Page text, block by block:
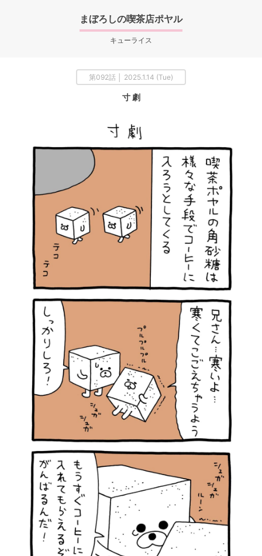
まぼろしの喫茶店ポヤル
キューライス
第092話 │ 2025.1.14 (Tue)
寸 劇